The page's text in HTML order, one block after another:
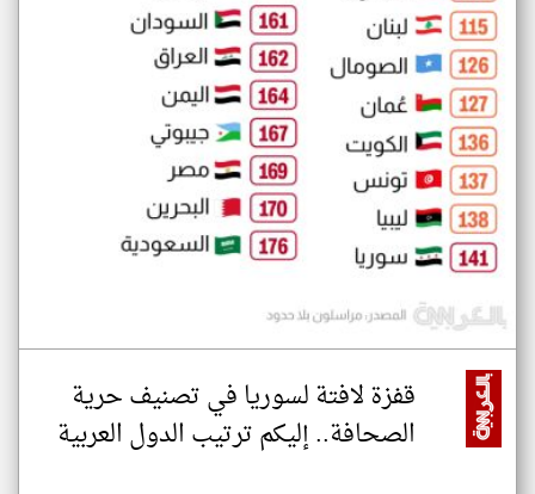
قفزة لافتة لسوريا في تصنيف حرية
الصحافة.. إليكم ترتيب الدول العربية